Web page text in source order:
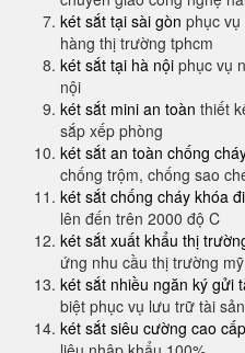
két sắt tại sài gòn phục
hàng thị trường tphcm
két sắt tại hà nội phục vụ
nội
két sắt mini an toàn thiết
sắp xếp phòng
két sắt an toàn chống
chống trộm, chống sao
két sắt chống cháy khóa
lên đến trên 2000 độ C
két sắt xuất khẩu thị
ứng nhu cầu thị trường
két sắt nhiều ngăn ký gửi
biệt phục vụ lưu trữ tài
két sắt siêu cường cao cấp